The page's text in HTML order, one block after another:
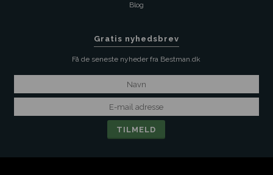
Blog
Gratis nyhedsbrev
Få de seneste nyheder fra Bestman.dk